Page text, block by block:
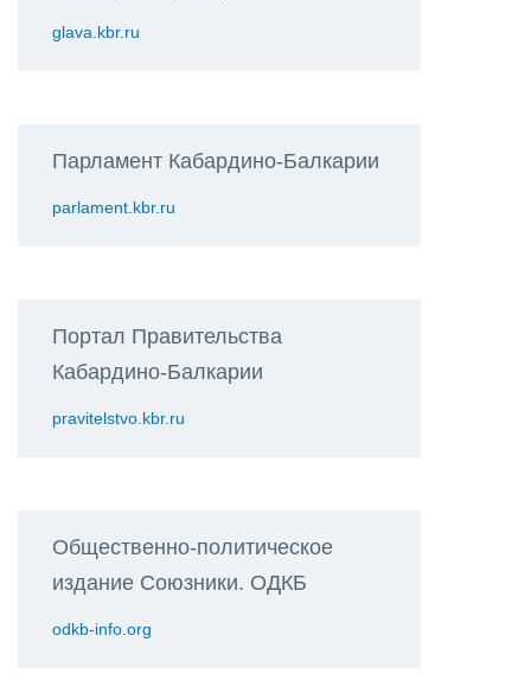
glava.kbr.ru
Парламент Кабардино-Балкарии
parlament.kbr.ru
Портал Правительства
Кабардино-Балкарии
pravitelstvo.kbr.ru
Общественно-политическое
издание Союзники. ОДКБ
odkb-info.org